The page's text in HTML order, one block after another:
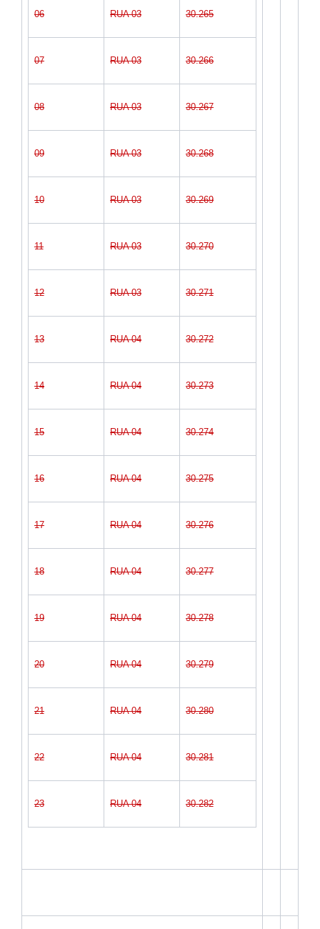
06 RUA 03 30.265
07 RUA 03 30.266
08 RUA 03 30.267
09 RUA 03 30.268
10 RUA 03 30.269
11 RUA 03 30.270
12 RUA 03 30.271
13 RUA 04 30.272
14 RUA 04 30.273
15 RUA 04 30.274
16 RUA 04 30.275
17 RUA 04 30.276
18 RUA 04 30.277
19 RUA 04 30.278
20 RUA 04 30.279
21 RUA 04 30.280
22 RUA 04 30.281
23 RUA 04 30.282